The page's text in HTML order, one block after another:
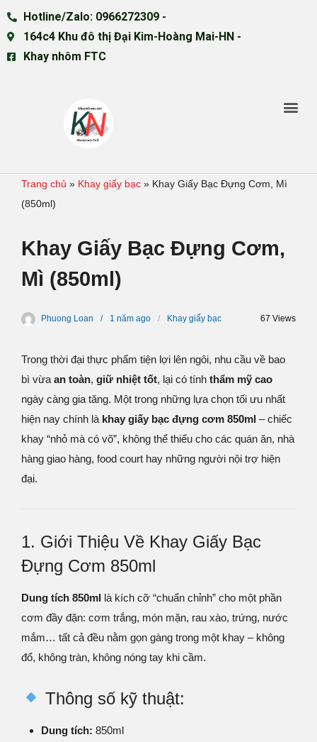
Hotline/Zalo: 0966272309 -
164c4 Khu đô thị Đại Kim-Hoàng Mai-HN -
Khay nhôm FTC
Trang chủ » Khay giấy bạc » Khay Giấy Bạc Đựng Cơm, Mì
(850ml)
Khay Giấy Bạc Đựng Cơm,
Mì (850ml)
Phuong Loan 1 năm ago Khay giấy bạc 67 Views
Trong thời đại thực phẩm tiện lợi lên ngôi, nhu cầu về bao
bì vừa an toàn, giữ nhiệt tốt, lại có tính thẩm mỹ cao
ngày càng gia tăng. Một trong những lựa chọn tối ưu nhất
hiện nay chính là khay giấy bạc đựng cơm 850ml – chiếc
khay “nhỏ mà có võ”, không thể thiếu cho các quán ăn, nhà
hàng giao hàng, food court hay những người nội trợ hiện
đại.
1. Giới Thiệu Về Khay Giấy Bạc
Đựng Cơm 850ml
Dung tích 850ml là kích cỡ “chuẩn chỉnh” cho một phần
cơm đầy đặn: cơm trắng, món mặn, rau xào, trứng, nước
mắm… tất cả đều nằm gọn gàng trong một khay – không
đổ, không tràn, không nóng tay khi cầm.
Thông số kỹ thuật:
Dung tích: 850ml